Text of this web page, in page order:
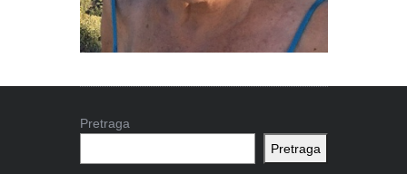
Pretraga
Pretraga